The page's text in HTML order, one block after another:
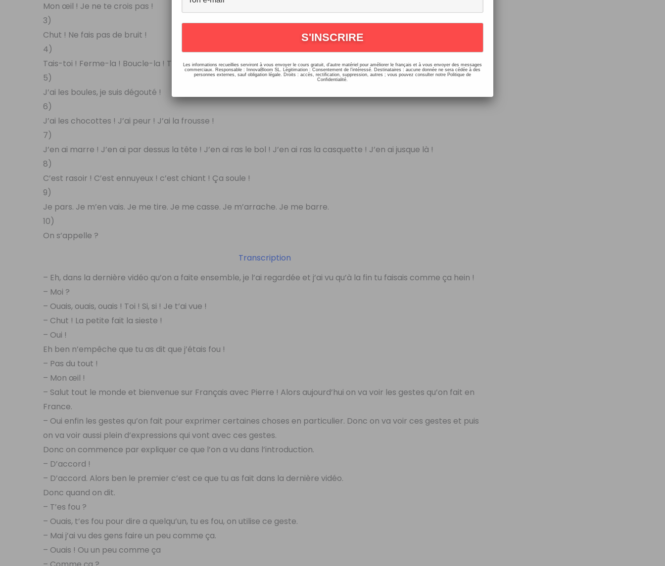
Mon œil ! Je ne te crois pas !
3)
Chut ! Ne fais pas de bruit !
4)
Tais-toi ! Ferme-la ! Boucle-la ! Ta gueule !
5)
J’ai les boules, je suis dégouté !
6)
J’ai les chocottes ! J’ai peur ! J’ai la frousse !
7)
J’en ai marre ! J’en ai par dessus la tête ! J’en ai ras le bol ! J’en ai ras la casquette ! J’en ai jusque là !
8)
C’est rasoir ! C’est ennuyeux ! c’est chiant ! Ça soule !
9)
Je pars. Je m’en vais. Je me tire. Je me casse. Je m’arrache. Je me barre.
10)
On s’appelle ?
Transcription
– Eh, dans la dernière vidéo qu’on a faite ensemble, je l’ai regardée et j’ai vu qu’à la fin tu faisais comme ça hein !
– Moi ?
– Ouais, ouais, ouais ! Toi ! Si, si ! Je t’ai vue !
– Chut ! La petite fait la sieste !
– Oui !
Eh ben n’empêche que tu as dit que j’étais fou !
– Pas du tout !
– Mon œil !
– Salut tout le monde et bienvenue sur Français avec Pierre ! Alors aujourd’hui on va voir les gestes qu’on fait en
France.
– Oui enfin les gestes qu’on fait pour exprimer certaines choses en particulier. Donc on va voir ces gestes et puis
on va voir aussi plein d’expressions qui vont avec ces gestes.
Donc on commence par expliquer ce que l’on a vu dans l’introduction.
– D’accord !
– D’accord. Alors ben le premier c’est ce que tu as fait dans la dernière vidéo.
Donc quand on dit.
– T’es fou ?
– Ouais, t’es fou pour dire a quelqu’un, tu es fou, on utilise ce geste.
– Mai j’ai vu des gens faire un peu comme ça.
– Ouais ! Ou un peu comme ça
Les informations recueillies serviront à vous envoyer le cours gratuit, d’autre matériel pour améliorer le français et à vous envoyer des messages
commerciaux. Responsable : InnovaBloom SL. Légitimation : Consentement de l’intéressé. Destinataires : aucune donnée ne sera cédée à des
personnes externes, sauf obligation légale. Droits : accès, rectification, suppression, autres ; vous pouvez consulter notre Politique de
Confidentialité.